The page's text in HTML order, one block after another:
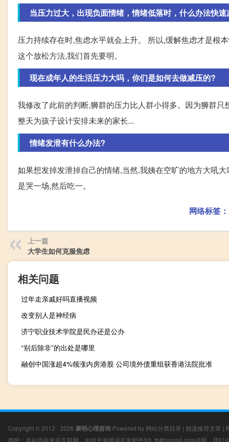
当压力过大，出现负面情绪，情绪低落时，什么办法快
压力持续存在时,焦虑水平就会上升。 所以,缓解焦虑才是根
这个放松方法,我们首先要明。
现在成年人的生活压力大吗，你们是如何去做减压的?
我修改了此前的判断,狮群的压力比人群小得多。因为狮群
整天为孩子设计安排未来的家长...
情绪发泄有什么办法?
如果想发掉发泄掉自己的情绪,当然,我姨在空旷的地方大吼
是哭一场,然后吃一。
网络标签：
上一篇
大学生如何克服焦虑
相关问题
过年走亲戚好吗直播视频
改变别人是神经病
济宁职业技术学院是民办还是公办
“别后除非”的出处是哪里
融创中国涨超4%领涨内房港股 公司境外债重组获香港法院批准
Copyright © 2012 - 2026 康明心理咨询 Powered by 网站分类目录 | 精选推荐文章 |
声明：本站内容来自互联网，如信息有错误可发邮件到f_fb#foxmail.com说明，我们